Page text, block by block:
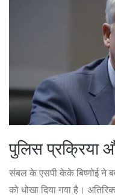
पुलिस प्रक्रिया
संबल के एसपी केके बिष्णोई ने
को धोखा दिया गया है।